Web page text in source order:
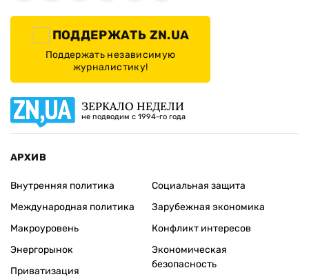
ПОДДЕРЖАТЬ ZN.UA
Поддержать независимую
журналистику!
ЗЕРКАЛО НЕДЕЛИ
не подводим с 1994-го года
АРХИВ
Внутренняя политика
Международная политика
Макроуровень
Энергорынок
Приватизация
Социальная защита
Зарубежная экономика
Конфликт интересов
Экономическая
безопасность